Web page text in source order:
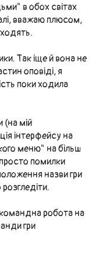
в обох світах
вважаю плюсом,
Так іще й вона не
оповіді, я
поки ходила
(на мій
інтерфейсу на
меню" на більш
просто помилки
назви гри
робота на
гри